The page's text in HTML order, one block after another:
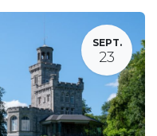
SEPT.
23